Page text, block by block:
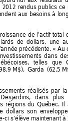
2012 rendus publics
aux besoins à
de l’actif
de dollars, une
précédente. « Au
ments dans
telles
M$), Garda (62,5
réalisés par
dans plus
régions du Québec. Il
dollars son
ci s’élève maintenant